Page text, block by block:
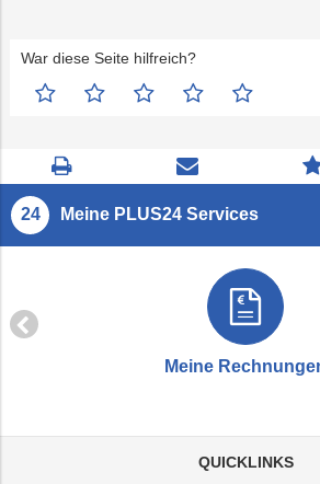
War diese Seite hilfreich?
Seite
drucken
Kontaktseite
öffnen
Meine PLUS24 Services
Meine
QUICKLINKS